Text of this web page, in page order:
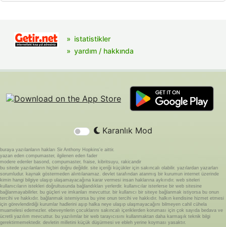
istatistikler
yardım / hakkında
Karanlık Mod
buraya yazılanların hakları Sir Anthony Hopkins'e aittir.
yazan eden compumaster, ilgilenen eden fader
modere edenler basond, compumaster, fraise, kibritsuyu, rakicandir
bu sitede yazılanların hiçbiri doğru değildir. site içeriği küçükler için sakıncalı olabilir. yazılardan yazarları
sorumludur. kaynak göstermeden alıntılanamaz. devlet tarafından atanmış bir kurumun internet üzerinde
kimin hangi bilgiye ulaşıp ulaşamayacağına karar vermesi insan haklarına aykırıdır. web siteleri
kullanıcıların istekleri doğrultusunda bağlandıkları yerlerdir. kullanıcılar isterlerse bir web sitesine
bağlanmayabilirler. bu güçleri ve imkanları mevcuttur. bir kullanıcı bir siteye bağlanmak istiyorsa bu onun
tercihi ve hakkıdır. bağlanmak istemiyorsa bu yine onun tercihi ve hakkıdır. halkın kendisine hizmet etmesi
için görevlendirdiği kurumlar hadlerini aşıp halka neye ulaşıp ulaşmayacağını bilmeyen cahil cühela
muamelesi edemezler. ebeveynlerin çocuklarını sakıncalı içeriklerden koruması için çok sayıda bedava ve
ücretli yazılım mevcuttur. bu yazılımlar bir web tarayıcısını kullanmaktan daha karmaşık teknik bilgi
gerektirmemektedir. devletin milletini küçük düşürmesi ve ebleh yerine koyması yasaktır.